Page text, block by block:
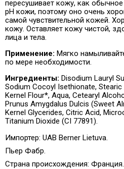
пересушивает кожу, как
pH кожи, поэтому оно очень
самой чувствительной кожей.
кожу. Оставляет кожу чистой,
лица и тела.
Применение: Мягко
по мере необходимости.
Ингредиенты: Disodium Lauryl
Sodium Cocoyl Isethionate, Stearic
Kernel Flour*, Aqua, Cetearyl
Prunus Amygdalus Dulcis (Sweet
Kernel Glycerides, Citric Acid,
Titanium Dioxide (CI 77891).
Импортер: UAB Berner Lietuva.
Пьер Фабр.
Страна происхождения: Франция.